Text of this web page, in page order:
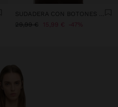
29,99 €
15,99 € 47%